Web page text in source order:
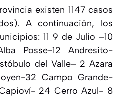
existen 1147 casos
A continuación, los
11 9 de Julio –10
Posse-12 Andresito-
del Valle– 2 Azara
32 Campo Grande-
24 Cerro Azul- 8